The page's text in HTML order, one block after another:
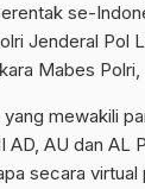
se-
Jenderal Pol
Mabes Polri,
mewakili
AD, AU dan AL
secara